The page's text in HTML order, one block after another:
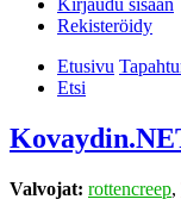
Kirjaudu sisään
Rekisteröidy
Etusivu
Etsi
Valvojat: rottencreep,